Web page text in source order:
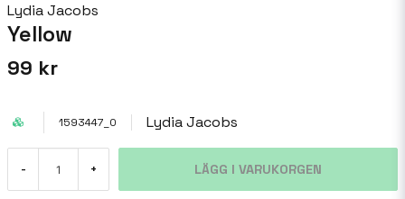
Lydia Jacobs
Yellow
99 kr
1593447_0 Lydia Jacobs
- + LÄGG I VARUKORGEN